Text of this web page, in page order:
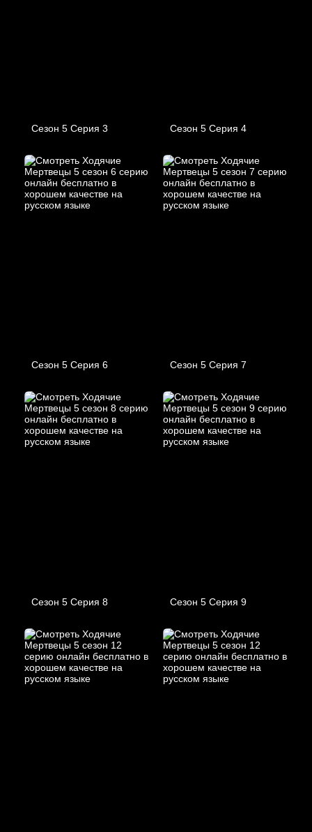
Сезон 5 Серия 3 Сезон 5 Серия 4
Сезон 5 Серия 6 Сезон 5 Серия 7
Сезон 5 Серия 8 Сезон 5 Серия 9